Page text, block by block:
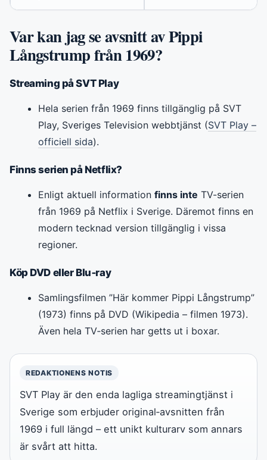
Var kan jag se avsnitt av Pippi
Långstrump från 1969?
Streaming på SVT Play
Hela serien från 1969 finns tillgänglig på SVT
Play, Sveriges Television webbtjänst (SVT Play –
officiell sida).
Finns serien på Netflix?
Enligt aktuell information finns inte TV-serien
från 1969 på Netflix i Sverige. Däremot finns en
modern tecknad version tillgänglig i vissa
regioner.
Köp DVD eller Blu‑ray
Samlingsfilmen ”Här kommer Pippi Långstrump”
(1973) finns på DVD (Wikipedia – filmen 1973).
Även hela TV‑serien har getts ut i boxar.
REDAKTIONENS NOTIS
SVT Play är den enda lagliga streamingtjänst i
Sverige som erbjuder original‑avsnitten från
1969 i full längd – ett unikt kulturarv som annars
är svårt att hitta.